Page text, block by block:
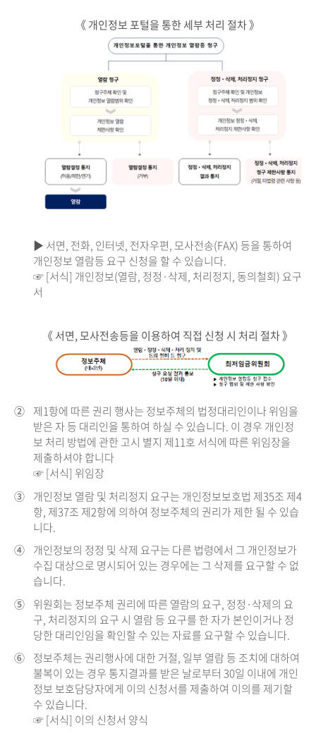
《 개인정보 포털을 통한 세부 처리 절차 》
▶ 서면, 전화, 인터넷, 전자우편, 모사전송(FAX) 등을 통하여
개인정보 열람등 요구 신청을 할 수 있습니다.
☞ [서식] 개인정보(열람, 정정·삭제, 처리정지, 동의철회) 요구
서
《 서면, 모사전송등을 이용하여 직접 신청 시 처리 절차 》
② 제1항에 따른 권리 행사는 정보주체의 법정대리인이나 위임을
받은 자 등 대리인을 통하여 하실 수 있습니다. 이 경우 개인정
보 처리 방법에 관한 고시 별지 제11호 서식에 따른 위임장을
제출하셔야 합니다
☞ [서식] 위임장
③ 개인정보 열람 및 처리정지 요구는 개인정보보호법 제35조 제4
항, 제37조 제2항에 의하여 정보주체의 권리가 제한 될 수 있습
니다.
④ 개인정보의 정정 및 삭제 요구는 다른 법령에서 그 개인정보가
수집 대상으로 명시되어 있는 경우에는 그 삭제를 요구할 수 없
습니다.
⑤ 위원회는 정보주체 권리에 따른 열람의 요구, 정정·삭제의 요
구, 처리정지의 요구 시 열람 등 요구를 한 자가 본인이거나 정
당한 대리인임을 확인할 수 있는 자료를 요구할 수 있습니다.
⑥ 정보주체는 권리행사에 대한 거절, 일부 열람 등 조치에 대하여
불복이 있는 경우 통지결과를 받은 날로부터 30일 이내에 개인
정보 보호담당자에게 이의 신청서를 제출하여 이의를 제기할
수 있습니다.
☞ [서식] 이의 신청서 양식